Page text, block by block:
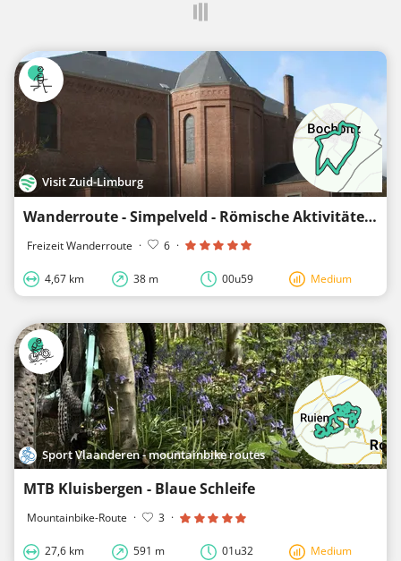
Visit Zuid-Limburg
Wanderroute - Simpelveld - Römische Aktivitäten in Bocholtz
Freizeit Wanderroute · 6 ·
4,67 km 38 m 00u59 Medium
Sport Vlaanderen - mountainbike routes
MTB Kluisbergen - Blaue Schleife
Mountainbike-Route · 3 ·
27,6 km 591 m 01u32 Medium